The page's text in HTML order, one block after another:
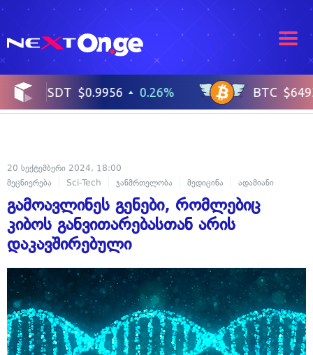
20 სექტემბერი 2024, 18:00
მეცნიერება
Sci-Tech ჯანმრთელობა მედიცინა ადამიანი
გამოავლინეს გენები, რომლებიც
კიბოს განვითარებასთან არის
დაკავშირებული